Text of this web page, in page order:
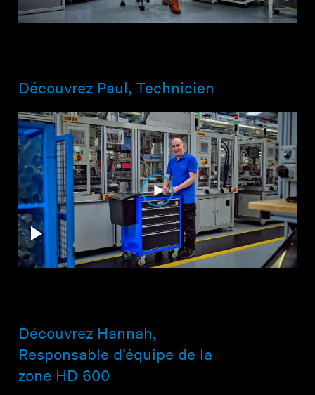
Découvrez Paul, Technicien
Découvrez Hannah,
Responsable d'équipe de la
zone HD 600